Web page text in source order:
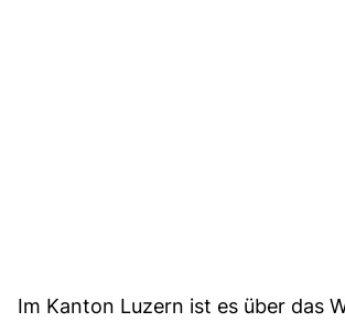
Im Kanton Luzern ist es über das